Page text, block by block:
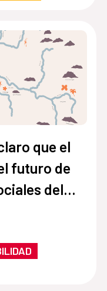
que el
futuro de
del